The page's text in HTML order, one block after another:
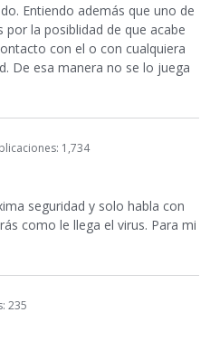
Entiendo además que uno de
la posiblidad de que acabe
con el o con cualquiera
De esa manera no se lo juega
1,734
seguridad y solo habla con
como le llega el virus. Para mi
235